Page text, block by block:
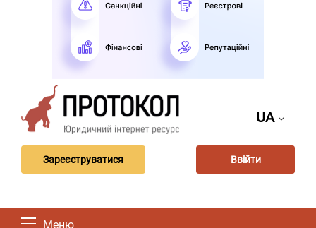
UA
Зареєструватися Ввійти
Меню